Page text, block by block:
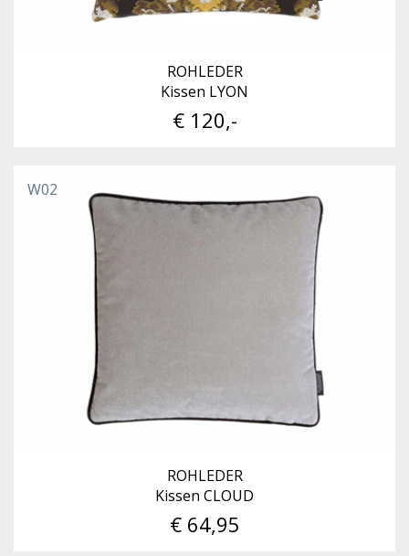
ROHLEDER
Kissen LYON
€ 120,-
W02
ROHLEDER
Kissen CLOUD
€ 64,95